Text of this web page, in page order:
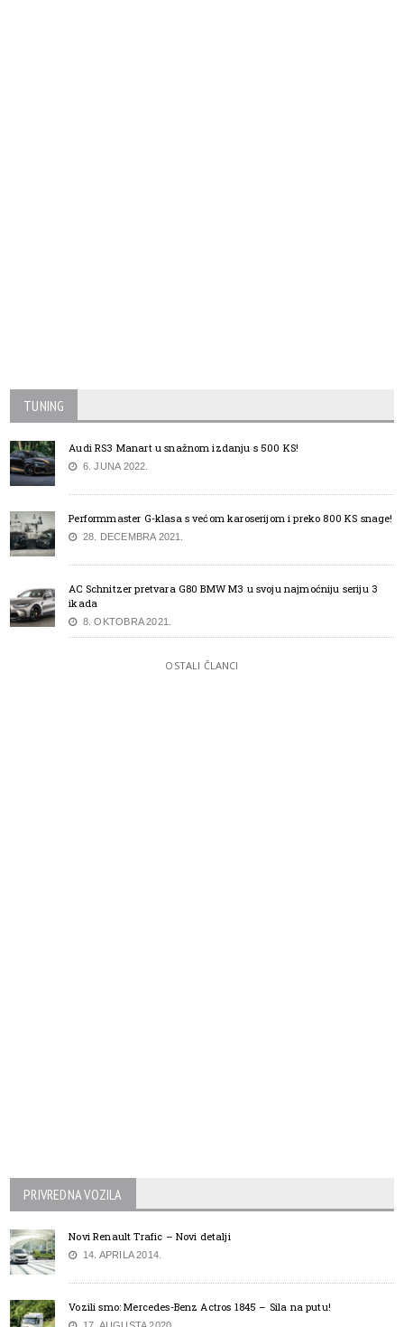
TUNING
Audi RS3 Manart u snažnom izdanju s 500 KS!
6. JUNA 2022.
Performmaster G-klasa s većom karoserijom i preko 800 KS snage!
28. DECEMBRA 2021.
AC Schnitzer pretvara G80 BMW M3 u svoju najmoćniju seriju 3
ikada
8. OKTOBRA 2021.
OSTALI ČLANCI
PRIVREDNA VOZILA
Novi Renault Trafic – Novi detalji
14. APRILA 2014.
Vozili smo: Mercedes-Benz Actros 1845 – Sila na putu!